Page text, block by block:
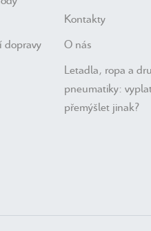
dopravy
Kontakty
O nás
Letadla, ropa a
pneumatiky:
přemýšlet jinak?